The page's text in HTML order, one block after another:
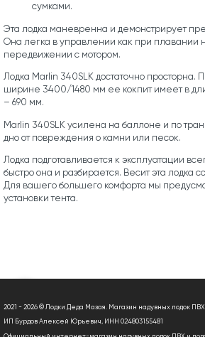
сумками.
Эта лодка маневренна и демонстрирует
Она легка в управлении как при плавании
передвижении с мотором.
Лодка Marlin 340SLK достаточно просторна.
ширине 3400/1480 мм ее кокпит имеет в
– 690 мм.
Marlin 340SLK усилена на баллоне и по
дно от повреждения о камни или песок.
Лодка подготавливается к эксплуатации
быстро она и разбирается. Весит эта лодка
Для вашего большего комфорта мы
установки тента.
2021 - 2026 © Лодки Деда Мазая. Магазин надувных лодок
ИП Бурдов Алексей Юрьевич, ИНН 024803155481